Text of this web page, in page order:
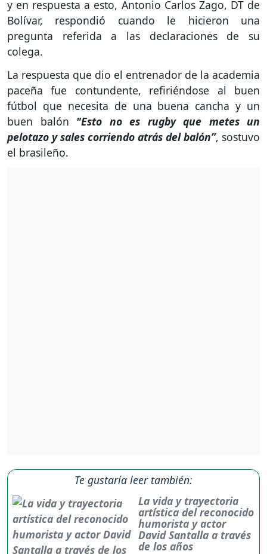
y en respuesta a esto, Antonio Carlos Zago, DT de
Bolívar, respondió cuando le hicieron una
pregunta referida a las declaraciones de su
colega.
La respuesta que dio el entrenador de la academia
paceña fue contundente, refiriéndose al buen
fútbol que necesita de una buena cancha y un
buen balón "Esto no es rugby que metes un
pelotazo y sales corriendo atrás del balón”, sostuvo
el brasileño.
Te gustaría leer también:
La vida y trayectoria
artística del reconocido
humorista y actor
David Santalla a través
de los años